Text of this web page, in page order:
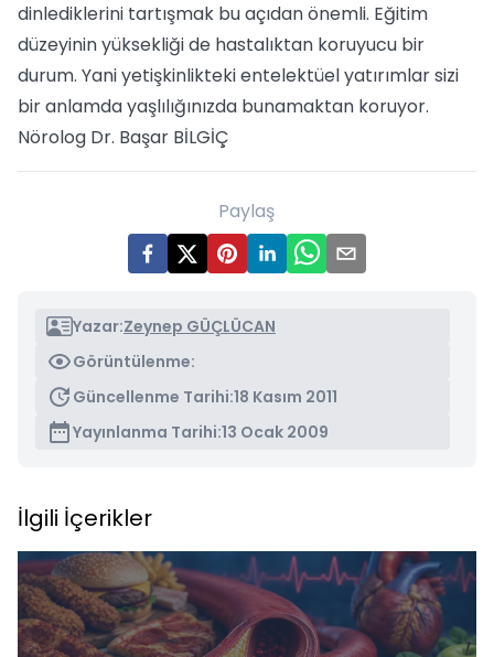
dinlediklerini tartışmak bu açıdan önemli. Eğitim
düzeyinin yüksekliği de hastalıktan koruyucu bir
durum. Yani yetişkinlikteki entelektüel yatırımlar sizi
bir anlamda yaşlılığınızda bunamaktan koruyor.
Nörolog Dr. Başar BİLGİÇ
Paylaş
Yazar:Zeynep GÜÇLÜCAN
Görüntülenme:
Güncellenme Tarihi:18 Kasım 2011
Yayınlanma Tarihi:13 Ocak 2009
İlgili İçerikler